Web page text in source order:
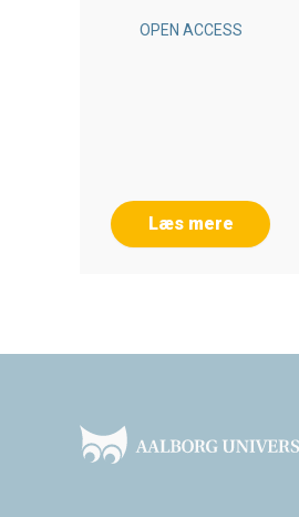
OPEN ACCESS
Læs mere